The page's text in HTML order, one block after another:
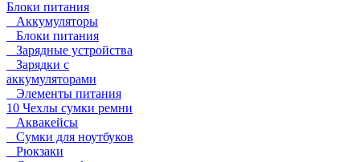
Блоки питания
Аккумуляторы
Блоки питания
Зарядные устройства
Зарядки с
аккумуляторами
Элементы питания
10 Чехлы сумки ремни
Аквакейсы
Сумки для ноутбуков
Рюкзаки